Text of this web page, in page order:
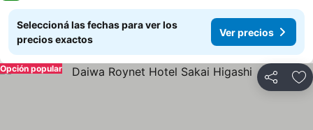
Seleccioná las fechas para ver los
precios exactos
Ver precios
Compartir
Opción popular